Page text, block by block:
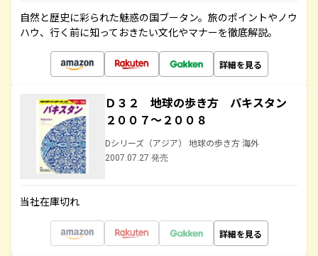
自然と歴史に彩られた魅惑の国ブータン。旅のポイントやノウ
ハウ、行く前に知っておきたい文化やマナーを徹底解説。
詳細を見る
Ｄ３２ 地球の歩き方 パキスタン
２００７～２００８
Dシリーズ（アジア） 地球の歩き方 海外
2007.07.27 発売
当社在庫切れ
詳細を見る